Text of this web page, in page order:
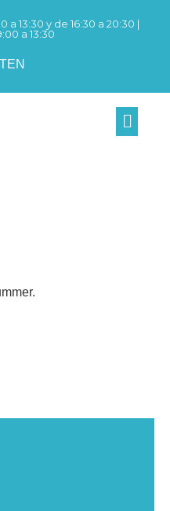
a 13:30 y de 16:30 a 20:30 |
a 13:30
EN